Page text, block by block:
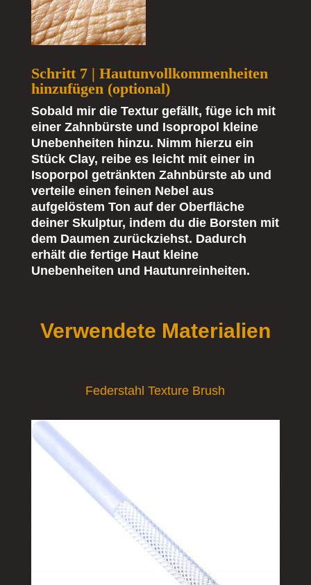
Schritt 7 | Hautunvollkommenheiten
hinzufügen (optional)
Sobald mir die Textur gefällt, füge ich mit
einer Zahnbürste und Isopropol kleine
Unebenheiten hinzu. Nimm hierzu ein
Stück Clay, reibe es leicht mit einer in
Isoporpol getränkten Zahnbürste ab und
verteile einen feinen Nebel aus
aufgelöstem Ton auf der Oberfläche
deiner Skulptur, indem du die Borsten mit
dem Daumen zurückziehst. Dadurch
erhält die fertige Haut kleine
Unebenheiten und Hautunreinheiten.
Verwendete Materialien
Federstahl Texture Brush